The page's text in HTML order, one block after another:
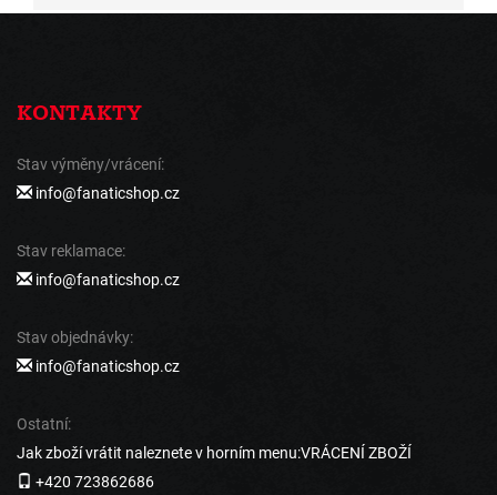
KONTAKTY
Stav výměny/vrácení:
info@fanaticshop.cz
Stav reklamace:
info@fanaticshop.cz
Stav objednávky:
info@fanaticshop.cz
Ostatní:
Jak zboží vrátit naleznete v horním menu:VRÁCENÍ ZBOŽÍ
+420 723862686